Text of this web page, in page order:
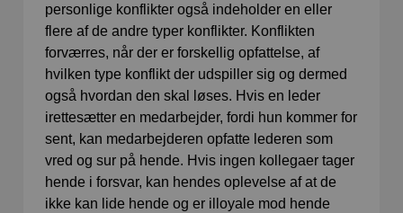
personlige konflikter også indeholder en eller
flere af de andre typer konflikter. Konflikten
forværres, når der er forskellig opfattelse, af
hvilken type konflikt der udspiller sig og dermed
også hvordan den skal løses. Hvis en leder
irettesætter en medarbejder, fordi hun kommer for
sent, kan medarbejderen opfatte lederen som
vred og sur på hende. Hvis ingen kollegaer tager
hende i forsvar, kan hendes oplevelse af at de
ikke kan lide hende og er illoyale mod hende